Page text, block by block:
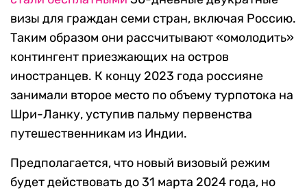
визы для граждан семи стран, включая Россию.
Таким образом они рассчитывают «омолодить»
контингент приезжающих на остров
иностранцев. К концу 2023 года россияне
занимали второе место по объему турпотока на
Шри-Ланку, уступив пальму первенства
путешественникам из Индии.
Предполагается, что новый визовый режим
будет действовать до 31 марта 2024 года, но